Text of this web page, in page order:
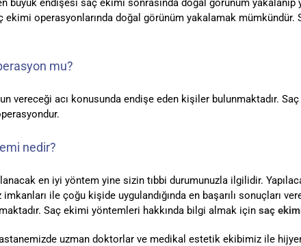
büyük endişesi saç ekimi sonrasında doğal görünüm
ekimi operasyonlarında doğal görünüm yakalamak
mu?
vereceği acı konusunda endişe eden kişiler bulunmaktadır.
nedir?
en iyi yöntem yine sizin tıbbi durumunuzla ilgilidir.
ile çoğu kişide uygulandığında en başarılı sonuçları
Saç ekimi yöntemleri hakkında bilgi almak için saç
uzman doktorlar ve medikal estetik ekibimiz ile